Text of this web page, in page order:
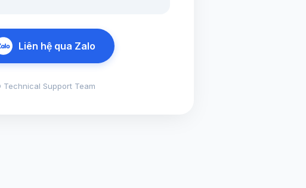
Liên hệ qua Zalo
Technical Support Team